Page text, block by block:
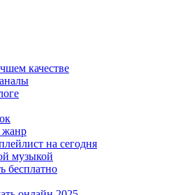
качестве
жанр
на сегодня
музыкой
бесплатно